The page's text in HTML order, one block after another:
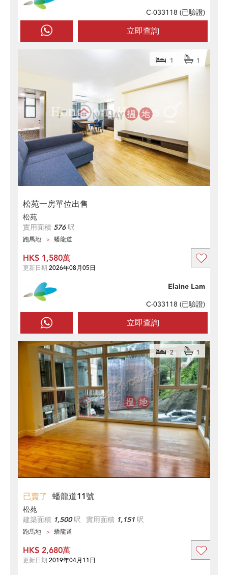
立即查詢
C-033118 (已驗證)
松苑一房單位出售
1 1
松苑
實用面積 576呎
跑馬地 蟠龍道
立即查詢
Elaine Lam
C-033118 (已驗證)
HK$ 1,580萬
更新日期 2026年08月05日
已賣了 蟠龍道11號
2 1
松苑
建築面積 1,500呎 實用面積 1,151 呎
跑馬地 蟠龍道
HK$ 2,680萬
更新日期 2019年04月11日